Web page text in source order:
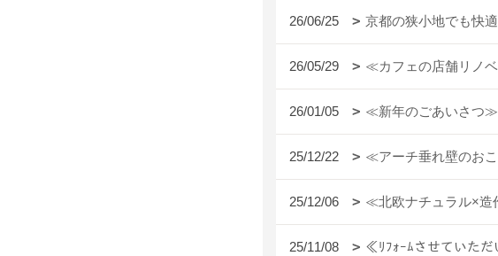
26/06/25 京都の狭小地でも快
26/05/29 ≪カフェの店舗リノ
26/01/05 ≪新年のごあいさつ≫
25/12/22 ≪アーチ垂れ壁のお
25/12/06 ≪北欧ナチュラル×造
25/11/08 ≪ﾘﾌｫｰﾑさせていた